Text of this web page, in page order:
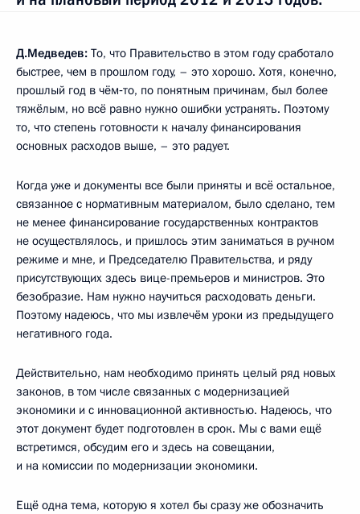
Д.Медведев: То, что Правительство в этом году сработало
быстрее, чем в прошлом году, – это хорошо. Хотя, конечно,
прошлый год в чём‑то, по понятным причинам, был более
тяжёлым, но всё равно нужно ошибки устранять. Поэтому
то, что степень готовности к началу финансирования
основных расходов выше, – это радует.
Когда уже и документы все были приняты и всё остальное,
связанное с нормативным материалом, было сделано, тем
не менее финансирование государственных контрактов
не осуществлялось, и пришлось этим заниматься в ручном
режиме и мне, и Председателю Правительства, и ряду
присутствующих здесь вице-премьеров и министров. Это
безобразие. Нам нужно научиться расходовать деньги.
Поэтому надеюсь, что мы извлечём уроки из предыдущего
негативного года.
Действительно, нам необходимо принять целый ряд новых
законов, в том числе связанных с модернизацией
экономики и с инновационной активностью. Надеюсь, что
этот документ будет подготовлен в срок. Мы с вами ещё
встретимся, обсудим его и здесь на совещании,
и на комиссии по модернизации экономики.
Ещё одна тема, которую я хотел бы сразу же обозначить